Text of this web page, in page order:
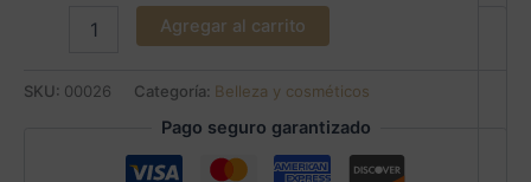
Agregar al carrito
SKU: 00026 Categoría: Belleza y cosméticos
Pago seguro garantizado